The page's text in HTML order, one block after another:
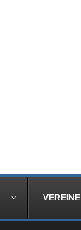
VEREINE